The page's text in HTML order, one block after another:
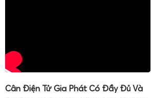
Cân Điện Tử Gia Phát Có Đầy Đủ Và